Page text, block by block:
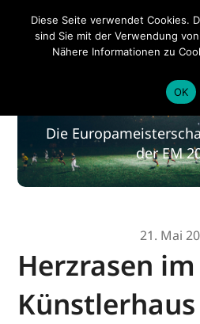
EM 2020
EM
Die
der EM
21. Mai
Herzrasen
Künstlerhaus
Diese Seite verwendet Cookies.
sind Sie mit der Verwendung
Nähere Informationen zu
OK